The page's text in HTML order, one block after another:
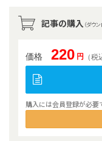
記事の購入 （ダウ
価格 220 円 （税
購入には会員登録が必要